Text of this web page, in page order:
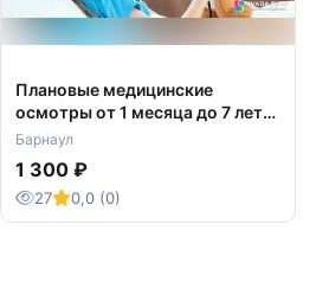
Плановые медицинские
осмотры от 1 месяца до 7 лет
для детей в Барнауле
Барнаул
1 300 ₽
27 0,0 (0)